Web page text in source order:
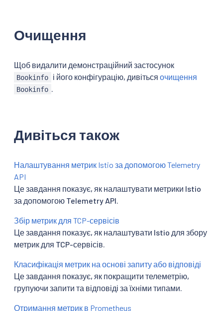
Очищення
Щоб видалити демонстраційний застосунок
Bookinfo і його конфігурацію, дивіться очищення
Bookinfo
Дивіться також
Налаштування метрик Istio за допомогою Telemetry
API
Це завдання показує, як налаштувати метрики Istio
за допомогою Telemetry API.
Збір метрик для TCP-сервісів
Це завдання показує, як налаштувати Istio для збору
метрик для TCP-сервісів.
Класифікація метрик на основі запиту або відповіді
Це завдання показує, як покращити телеметрію,
групуючи запити та відповіді за їхніми типами.
Отримання метрик в Prometheus